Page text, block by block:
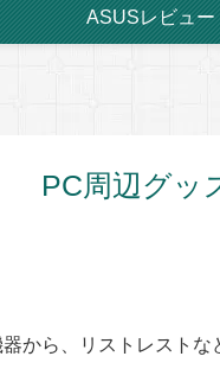
ASUSレビュー
PC周辺グッ
から、リストレスト